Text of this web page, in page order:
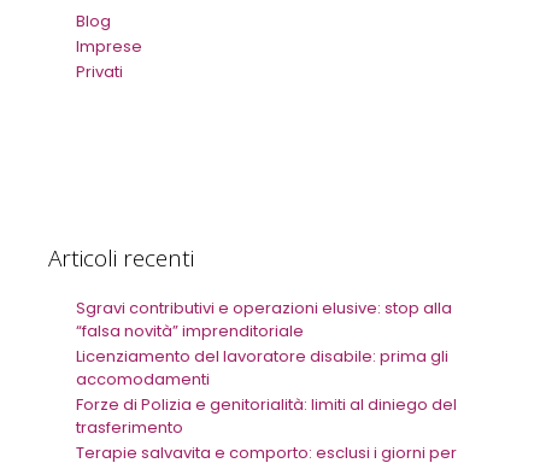
Blog
Imprese
Privati
Articoli recenti
Sgravi contributivi e operazioni elusive: stop alla
“falsa novità” imprenditoriale
Licenziamento del lavoratore disabile: prima gli
accomodamenti
Forze di Polizia e genitorialità: limiti al diniego del
trasferimento
Terapie salvavita e comporto: esclusi i giorni per